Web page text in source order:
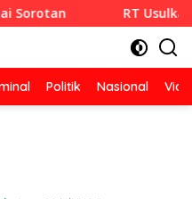
RT Usulkan
Politik Nasional